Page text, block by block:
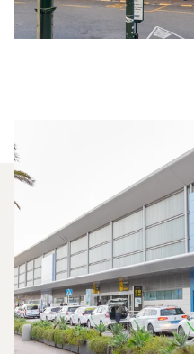
Quels Jets
Affrétés
En 2025, le Phenom
Falcon 2000LX ont été
utilisés pour les vols
conseiller dédié en